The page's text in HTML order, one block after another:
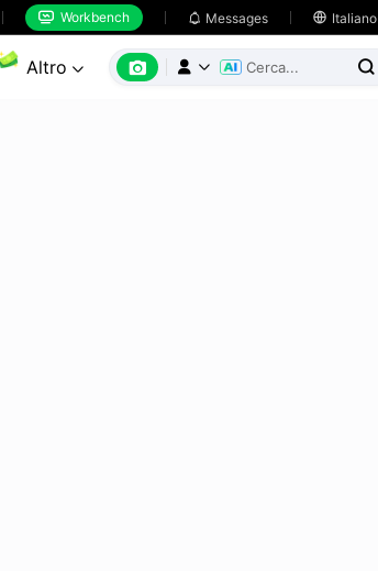
 Workbench  Messages  Italiano
Altro     